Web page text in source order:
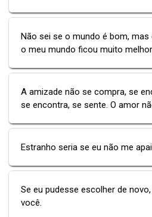
Não sei se o mundo é bom, mas
o meu mundo ficou muito
A amizade não se compra, se
se encontra, se sente. O amor
Estranho seria se eu não me
Se eu pudesse escolher de
você.